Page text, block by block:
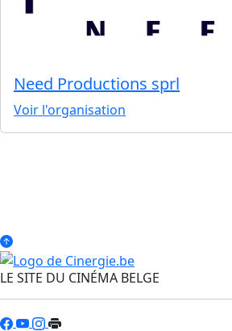
Need Productions sprl
Voir l'organisation
LE SITE DU CINÉMA BELGE